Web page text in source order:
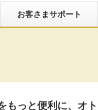
お客さまサポート
もっと便利に、オト